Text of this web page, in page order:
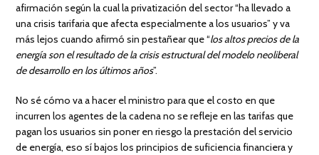
afirmación según la cual la privatización del sector “ha llevado a
una crisis tarifaria que afecta especialmente a los usuarios” y va
más lejos cuando afirmó sin pestañear que “los altos precios de la
energía son el resultado de la crisis estructural del modelo neoliberal
de desarrollo en los últimos años”.
No sé cómo va a hacer el ministro para que el costo en que
incurren los agentes de la cadena no se refleje en las tarifas que
pagan los usuarios sin poner en riesgo la prestación del servicio
de energía, eso sí bajos los principios de suficiencia financiera y